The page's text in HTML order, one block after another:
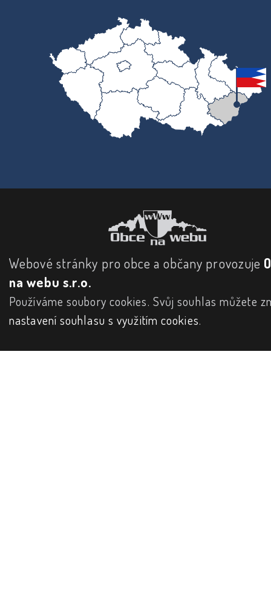
Webové stránky pro obce a občany provozuje
na webu s.r.o.
Používáme soubory cookies. Svůj souhlas můžete
nastavení souhlasu s využitím cookies.